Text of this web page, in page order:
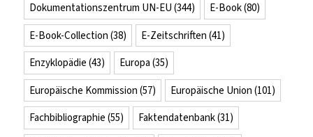
Dokumentationszentrum UN-EU (344) E-Book(80)
E-Book-Collection (38) E-Zeitschriften (41)
Enzyklopädie (43) Europa (35)
Europäische Kommission (57) Europäische Union (101)
Fachbibliographie (55) Faktendatenbank(31)